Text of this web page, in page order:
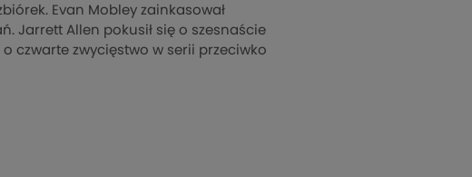
Evan Mobley zainkasował
Jarrett Allen pokusił się o szesnaście
czwarte zwycięstwo w serii przeciwko